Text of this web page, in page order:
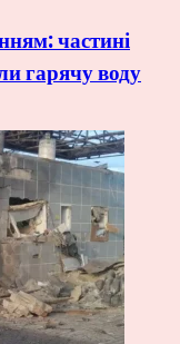
частині
гарячу воду